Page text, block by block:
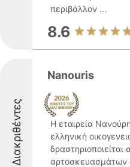
περιβάλλον ...
8.6
Διακριθέντες
Nanouris
Η εταιρεία
ελληνική
αρτοσκευασμάτων